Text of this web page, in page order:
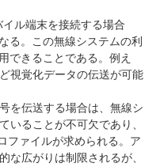
ル端末を接続する場合
る。この無線システムの利
できることである。例え
視覚化データの伝送が可能
を伝送する場合は、無線シ
いることが不可欠であり、
ファイルが求められる。ア
な広がりは制限されるが、